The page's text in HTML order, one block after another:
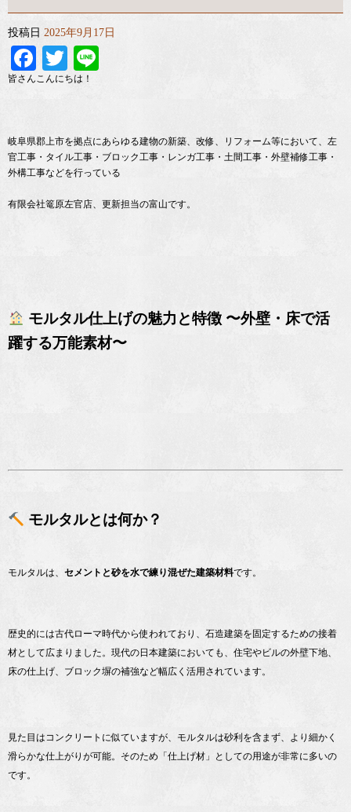
投稿日 2025年9月17日
Facebook
Twitter
皆さんこんにちは！
岐阜県郡上市を拠点にあらゆる建物の新築、改修、リフォーム等において、左
官工事・タイル工事・ブロック工事・レンガ工事・土間工事・外壁補修工事・
外構工事などを行っている
有限会社篭原左官店、更新担当の富山です。
モルタル仕上げの魅力と特徴 〜外壁・床で活
躍する万能素材〜
モルタルとは何か？
モルタルは、 セメントと砂を水で練り混ぜた建築材料です。
歴史的には古代ローマ時代から使われており、石造建築を固定するための接着
材として広まりました。現代の日本建築においても、住宅やビルの外壁下地、
床の仕上げ、ブロック塀の補強など幅広く活用されています。
見た目はコンクリートに似ていますが、モルタルは砂利を含まず、より細かく
滑らかな仕上がりが可能。そのため「仕上げ材」としての用途が非常に多いの
です。